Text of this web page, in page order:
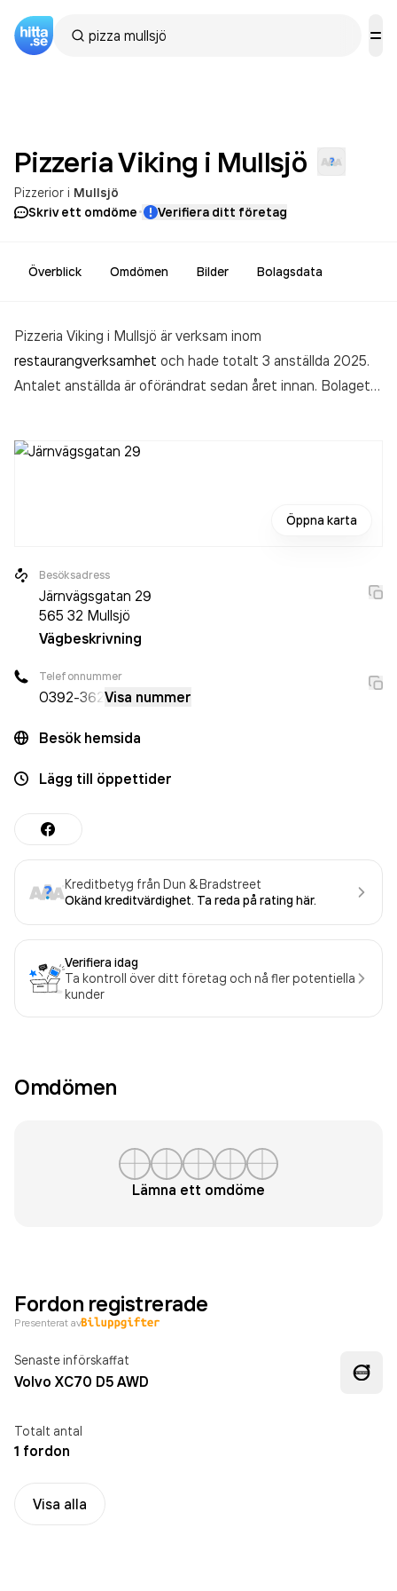
Pizzeria Viking i Mullsjö
Pizzerior i Mullsjö
Skriv ett omdöme· Verifiera ditt företag
Överblick Omdömen Bilder Bolagsdata
Pizzeria Viking i Mullsjö är verksam inom
restaurangverksamhet och hade totalt 3 anställda 2025.
Antalet anställda är oförändrat sedan året innan. Bolaget
räkenskapsåret (2025).
Öppna karta
Besöksadress
Järnvägsgatan 29
565 32 Mullsjö
Vägbeskrivning
Telefonnummer
0392-362Visa nummer
Besök hemsida
Lägg till öppettider
Kreditbetyg från Dun & Bradstreet
Okänd kreditvärdighet. Ta reda på rating här.
Verifiera idag
Ta kontroll över ditt företag och nå fler potentiella
kunder
Omdömen
Lämna ett omdöme
Fordon registrerade
Presenterat av
Senaste införskaffat
Volvo XC70 D5 AWD
Totalt antal
1 fordon
Visa alla